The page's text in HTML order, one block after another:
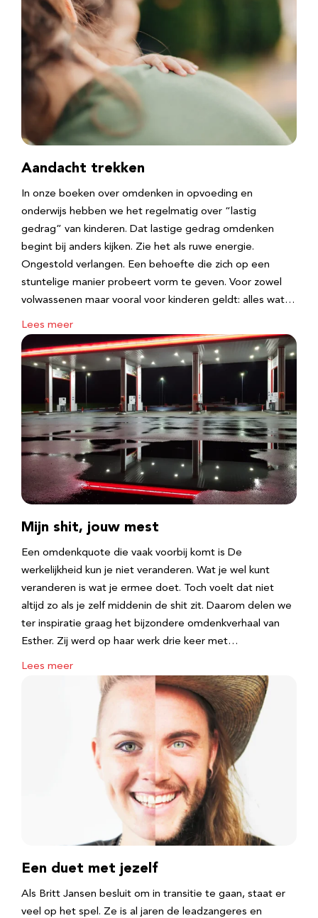
Aandacht trekken
In onze boeken over omdenken in opvoeding en
onderwijs hebben we het regelmatig over “lastig
gedrag” van kinderen. Dat lastige gedrag omdenken
begint bij anders kijken. Zie het als ruwe energie.
Ongestold verlangen. Een behoefte die zich op een
stuntelige manier probeert vorm te geven. Voor zowel
volwassenen maar vooral voor kinderen geldt: alles wat…
Lees meer
Mijn shit, jouw mest
Een omdenkquote die vaak voorbij komt is De
werkelijkheid kun je niet veranderen. Wat je wel kunt
veranderen is wat je ermee doet. Toch voelt dat niet
altijd zo als je zelf middenin de shit zit. Daarom delen we
ter inspiratie graag het bijzondere omdenkverhaal van
Esther. Zij werd op haar werk drie keer met…
Lees meer
Een duet met jezelf
Als Britt Jansen besluit om in transitie te gaan, staat er
veel op het spel. Ze is al jaren de leadzangeres en